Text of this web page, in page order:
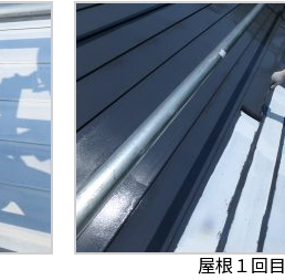
屋根１回目